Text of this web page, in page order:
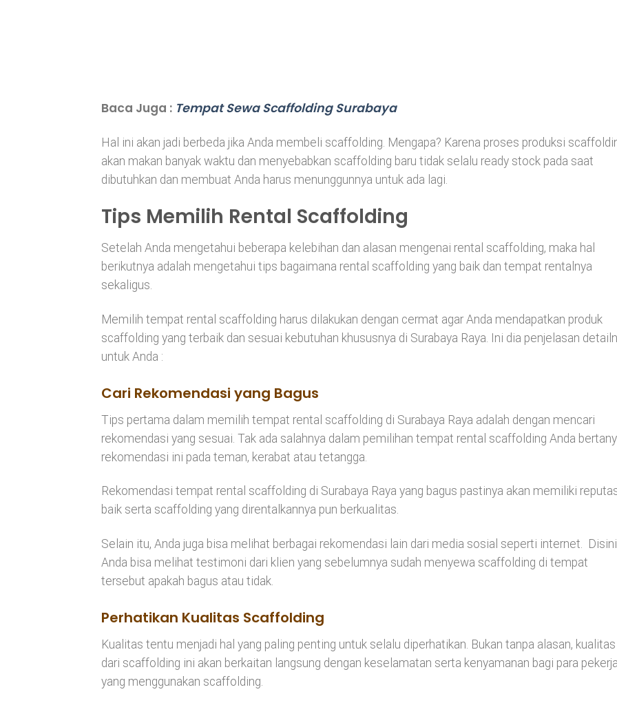
Baca Juga : Tempat Sewa Scaffolding Surabaya
Hal ini akan jadi berbeda jika Anda membeli scaffolding. Mengapa? Karena proses produksi
akan makan banyak waktu dan menyebabkan scaffolding baru tidak selalu ready stock pada saat
dibutuhkan dan membuat Anda harus menunggunnya untuk ada lagi.
Tips Memilih Rental Scaffolding
Setelah Anda mengetahui beberapa kelebihan dan alasan mengenai rental scaffolding, maka hal
berikutnya adalah mengetahui tips bagaimana rental scaffolding yang baik dan tempat rentalnya
sekaligus.
Memilih tempat rental scaffolding harus dilakukan dengan cermat agar Anda mendapatkan produk
scaffolding yang terbaik dan sesuai kebutuhan khususnya di Surabaya Raya. Ini dia penjelasan
untuk Anda :
Cari Rekomendasi yang Bagus
Tips pertama dalam memilih tempat rental scaffolding di Surabaya Raya adalah dengan mencari
rekomendasi yang sesuai. Tak ada salahnya dalam pemilihan tempat rental scaffolding Anda
rekomendasi ini pada teman, kerabat atau tetangga.
Rekomendasi tempat rental scaffolding di Surabaya Raya yang bagus pastinya akan memiliki
baik serta scaffolding yang direntalkannya pun berkualitas.
Selain itu, Anda juga bisa melihat berbagai rekomendasi lain dari media sosial seperti internet.
Anda bisa melihat testimoni dari klien yang sebelumnya sudah menyewa scaffolding di tempat
tersebut apakah bagus atau tidak.
Perhatikan Kualitas Scaffolding
Kualitas tentu menjadi hal yang paling penting untuk selalu diperhatikan. Bukan tanpa alasan, kualitas
dari scaffolding ini akan berkaitan langsung dengan keselamatan serta kenyamanan bagi para
yang menggunakan scaffolding.